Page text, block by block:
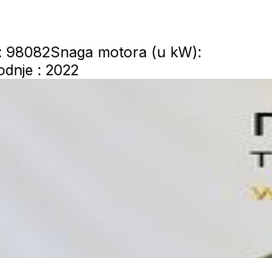
98082Snaga motora (u kW):
: 2022